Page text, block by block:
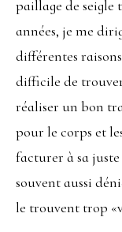
paillage de
années, je me
différentes
difficile de
réaliser un bon
pour le corps et
facturer à sa
souvent aussi
le trouvent trop